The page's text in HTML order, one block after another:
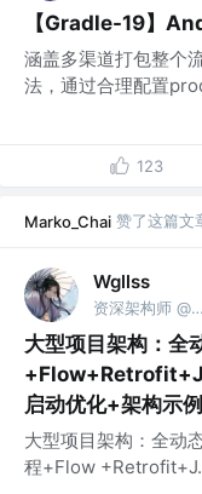
【Gradle-19】
涵盖多渠道打包整个
法，通过合理配置
123
Marko_Chai 赞了这篇文
Wgllss
资深架构师 @Android老顽童
大型项目架构：
启动优化+架构示
大型项目架构：全动
程+Flow